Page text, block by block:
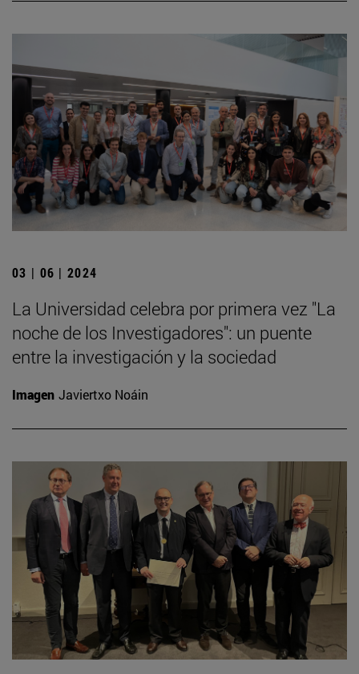
03 | 06 | 2024
La Universidad celebra por primera vez "La
noche de los Investigadores": un puente
entre la investigación y la sociedad
Imagen Javiertxo Noáin